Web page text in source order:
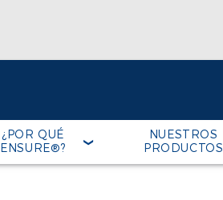
¿POR QUÉ
ENSURE®?
NUESTROS
PRODUCTOS